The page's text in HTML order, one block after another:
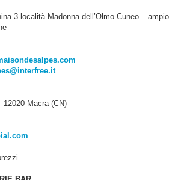
3 località Madonna dell’Olmo Cuneo – ampio
–
12020 Macra (CN) –